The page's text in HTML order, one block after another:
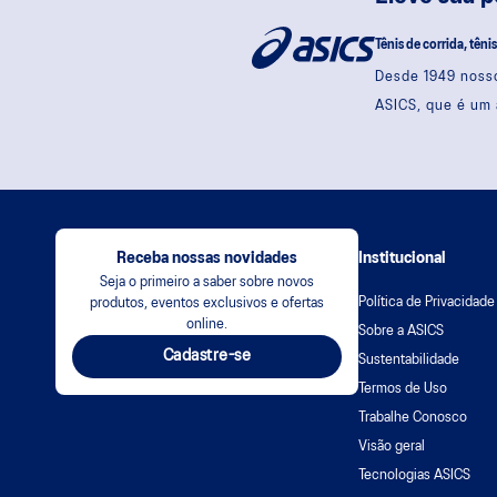
Tênis de corrida,
Desde 1949
ASICS, que é
Receba nossas novidades
Seja o primeiro a saber sobre novos
produtos, eventos exclusivos e ofertas
online.
Cadastre-se
Institucional
Política de Privacidade
Sobre a ASICS
Sustentabilidade
Termos de Uso
Trabalhe Conosco
Visão geral
Tecnologias ASICS